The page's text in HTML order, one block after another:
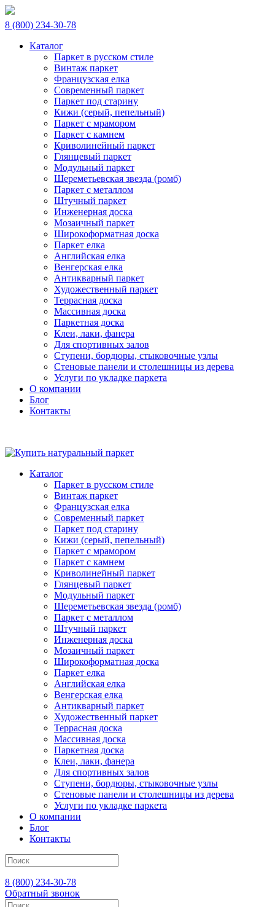
8 (800) 234-30-78
Каталог
Паркет в русском стиле
Винтаж паркет
Французская елка
Современный паркет
Паркет под старину
Кижи (серый, пепельный)
Паркет с мрамором
Паркет с камнем
Криволинейный паркет
Глянцевый паркет
Модульный паркет
Шереметьевская звезда (ромб)
Паркет с металлом
Штучный паркет
Инженерная доска
Мозаичный паркет
Широкоформатная доска
Паркет елка
Английская елка
Венгерская елка
Антикварный паркет
Художественный паркет
Террасная доска
Массивная доска
Паркетная доска
Клеи, лаки, фанера
Для спортивных залов
Ступени, бордюры, стыковочные узлы
Стеновые панели и столешницы из дерева
Услуги по укладке паркета
О компании
Блог
Контакты
Каталог
Паркет в русском стиле
Винтаж паркет
Французская елка
Современный паркет
Паркет под старину
Кижи (серый, пепельный)
Паркет с мрамором
Паркет с камнем
Криволинейный паркет
Глянцевый паркет
Модульный паркет
Шереметьевская звезда (ромб)
Паркет с металлом
Штучный паркет
Инженерная доска
Мозаичный паркет
Широкоформатная доска
Паркет елка
Английская елка
Венгерская елка
Антикварный паркет
Художественный паркет
Террасная доска
Массивная доска
Паркетная доска
Клеи, лаки, фанера
Для спортивных залов
Ступени, бордюры, стыковочные узлы
Стеновые панели и столешницы из дерева
Услуги по укладке паркета
О компании
Блог
Контакты
8 (800) 234-30-78
Обратный звонок